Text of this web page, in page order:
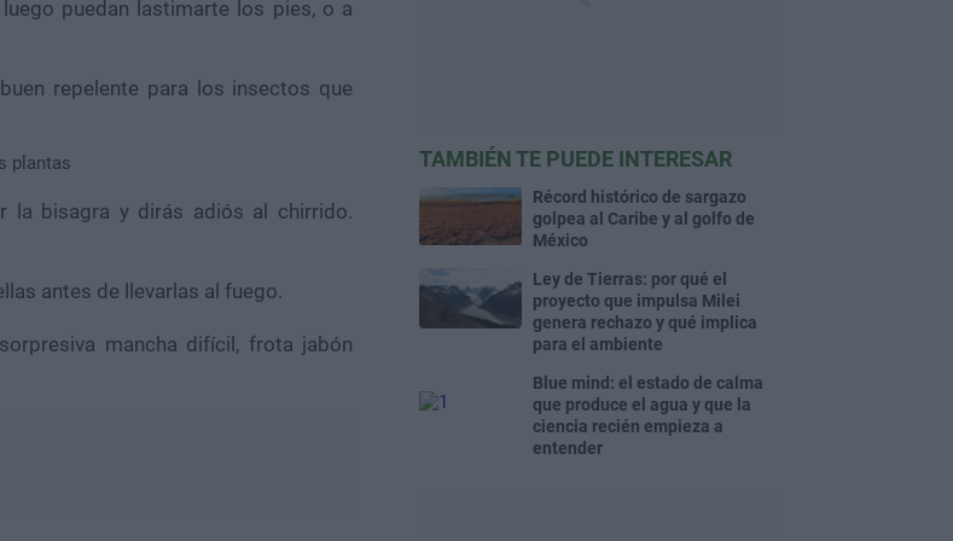
puedan lastimarte los pies, o a
repelente para los insectos que
la bisagra y dirás adiós al chirrido.
antes de llevarlas al fuego.
mancha difícil, frota jabón
TAMBIÉN TE PUEDE INTERESAR
Récord histórico de sargazo
golpea al Caribe y al golfo de
México
Ley de Tierras: por qué el
proyecto que impulsa Milei
genera rechazo y qué implica
para el ambiente
Blue mind: el estado de calma
que produce el agua y que la
ciencia recién empieza a
entender